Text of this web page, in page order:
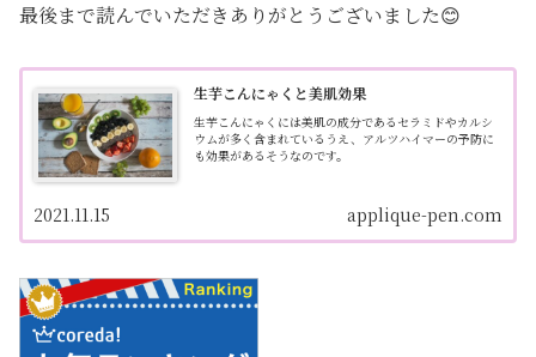
最後まで読んでいただきありがとうございました😊
生芋こんにゃくと美肌効果
生芋こんにゃくには美肌の成分であるセラミドやカルシ
ウムが多く含まれているうえ、アルツハイマーの予防に
も効果があるそうなのです。
applique-pen.com
2021.11.15